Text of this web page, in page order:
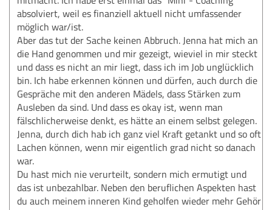
absolviert, weil es finanziell aktuell nicht umfassender
möglich war/ist.
Aber das tut der Sache keinen Abbruch. Jenna hat mich an
die Hand genommen und mir gezeigt, wieviel in mir steckt
und dass es nicht an mir liegt, dass ich im Job unglücklich
bin. Ich habe erkennen können und dürfen, auch durch die
Gespräche mit den anderen Mädels, dass Stärken zum
Ausleben da sind. Und dass es okay ist, wenn man
fälschlicherweise denkt, es hätte an einem selbst gelegen.
Jenna, durch dich hab ich ganz viel Kraft getankt und so oft
Lachen können, wenn mir eigentlich grad nicht so danach
war.
Du hast mich nie verurteilt, sondern mich ermutigt und
das ist unbezahlbar. Neben den beruflichen Aspekten hast
du auch meinem inneren Kind geholfen wieder mehr Gehör